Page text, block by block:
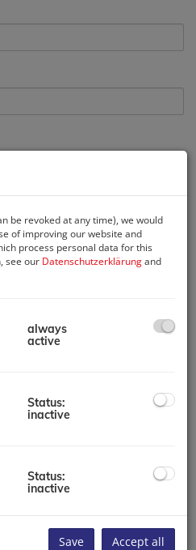
-
be revoked at any time), we would
of improving our website and
process personal data for this
see our Datenschutzerklärungand
always
active
Status:
inactive
Status:
inactive
Save Accept all